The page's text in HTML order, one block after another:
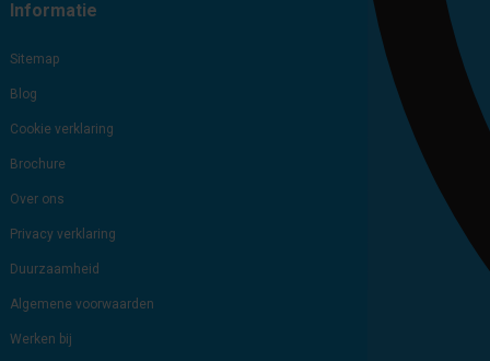
Informatie
Sitemap
Blog
Cookie verklaring
Brochure
Over ons
Privacy verklaring
Duurzaamheid
Algemene voorwaarden
Werken bij